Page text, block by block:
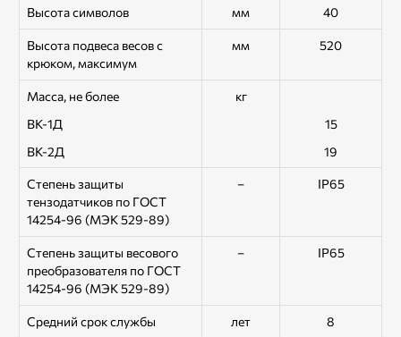
Высота символов мм 40
Высота подвеса весов с
крюком, максимум
мм 520
Масса, не более
ВК-1Д
ВК-2Д
кг
15
19
Степень защиты
тензодатчиков по ГОСТ
14254-96 (МЭК 529-89)
– IP65
Степень защиты весового
преобразователя по ГОСТ
14254-96 (МЭК 529-89)
– IP65
Средний срок службы лет 8